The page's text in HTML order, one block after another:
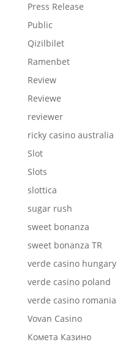
Press Release
Public
Qizilbilet
Ramenbet
Review
Reviewe
reviewer
ricky casino australia
Slot
Slots
slottica
sugar rush
sweet bonanza
sweet bonanza TR
verde casino hungary
verde casino poland
verde casino romania
Vovan Casino
Комета Казино